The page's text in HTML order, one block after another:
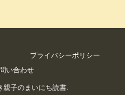
プライバシーポリシー
い合わせ
子のまいにち読書.